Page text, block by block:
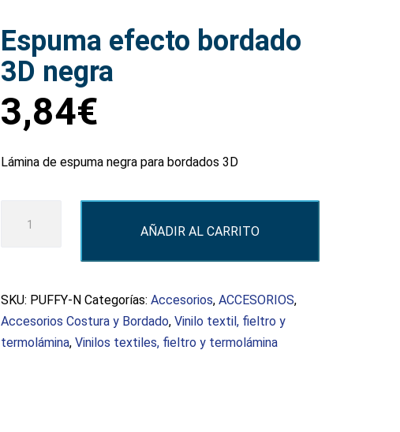
Espuma efecto bordado
3D negra
3,84€
Lámina de espuma negra para bordados 3D
efecto
negra
cantidad
AÑADIR AL CARRITO
SKU: PUFFY-N Categorías:Accesorios,ACCESORIOS,
Accesorios Costura y Bordado,Vinilo textil, fieltro y
termolámina,Vinilos textiles, fieltro y termolámina